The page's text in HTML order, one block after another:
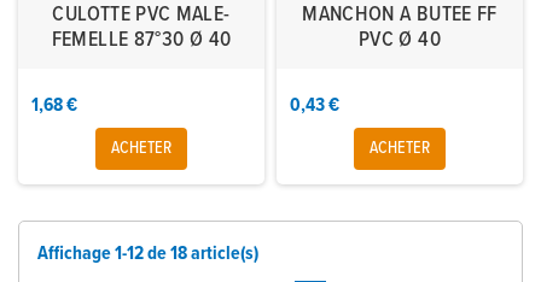
CULOTTE PVC MALE-
FEMELLE 87°30 Ø 40
1,68 €
ACHETER
MANCHON A BUTEE FF
PVC Ø 40
0,43 €
ACHETER
Affichage 1-12 de 18 article(s)